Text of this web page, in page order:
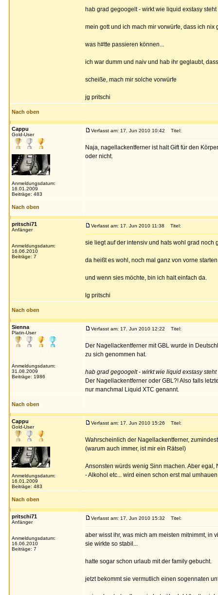
hab grad gegoogelt - wirkt wie liquid exstasy steht
mein gott und ich mach mir vorwürfe, dass ich
was h#tte passieren können...
ich war dumm und naiv und hab ihr geglaubt,
scheiße, mach mir solche vorwürfe
jg pritschi
Nach oben
Cappu
Gold-User
Anmeldungsdatum:
16.01.2009
Beiträge: 483
Verfasst am: 17. Jun 2010 10:42 Titel:
Naja, nagellackentferner ist halt Gift für den
oder nicht.
Nach oben
pritschi71
Anfänger
Anmeldungsdatum:
16.06.2010
Beiträge: 7
Verfasst am: 17. Jun 2010 11:38 Titel:
sie liegt auf der intensiv und hats wohl grad noch
da heißt es wohl, noch mal ganz von vorne
und wenn sies möchte, bin ich halt einfach da.
lg pritschi
Nach oben
Sienna
Platin-User
Anmeldungsdatum:
31.08.2009
Beiträge: 1986
Verfasst am: 17. Jun 2010 12:22 Titel:
Der Nagellackentferner mit GBL wurde in
zu sich genommen hat.
hab grad gegoogelt - wirkt wie liquid exstasy steht
Der Nagellackentferner oder GBL?! Also falls
nur manchmal Liquid XTC genannt.
Nach oben
Cappu
Gold-User
Anmeldungsdatum:
16.01.2009
Beiträge: 483
Verfasst am: 17. Jun 2010 15:26 Titel:
Wahrscheinlich der Nagellackentferner,
(warum auch immer, ist mir ein Rätsel)
Ansonsten würds wenig Sinn machen. Aber
- Alkohol etc... wird einen schon erst mal
Nach oben
pritschi71
Anfänger
Anmeldungsdatum:
16.06.2010
Beiträge: 7
Verfasst am: 17. Jun 2010 15:32 Titel:
aber wisst ihr, was mich am meisten mitnimmt, in
sie wirkte so stabil...
hatte sogar schon urlaub mit der family gebucht.
jetzt bekommt sie vermutlich einen sogennaten